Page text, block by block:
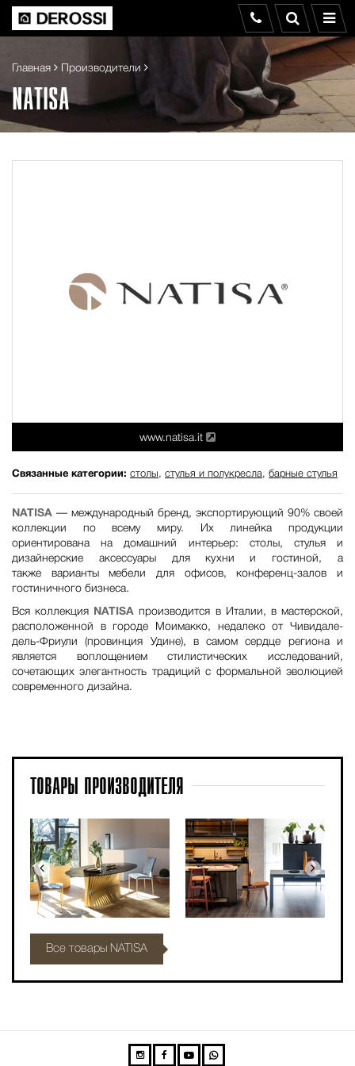
Главная Производители
NATISA
www.natisa.it
Связанные категории: столы, стулья и полукресла, барные стулья
NATISA — международный бренд, экспортирующий 90% своей
коллекции по всему миру. Их линейка продукции
ориентирована на домашний интерьер: столы, стулья и
дизайнерские аксессуары для кухни и гостиной, а
также варианты мебели для офисов, конференц-залов и
гостиничного бизнеса.
Вся коллекция NATISA производится в Италии, в мастерской,
расположенной в городе Моимакко, недалеко от Чивидале-
дель-Фриули (провинция Удине), в самом сердце региона и
является воплощением стилистических исследований,
сочетающих элегантность традиций с формальной эволюцией
современного дизайна.
ТОВАРЫ ПРОИЗВОДИТЕЛЯ
Все товары NATISA